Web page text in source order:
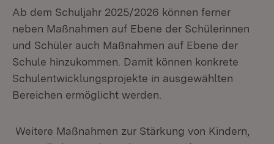
Ab dem Schuljahr 2025/2026 können ferner
neben Maßnahmen auf Ebene der Schülerinnen
und Schüler auch Maßnahmen auf Ebene der
Schule hinzukommen. Damit können konkrete
Schulentwicklungsprojekte in ausgewählten
Bereichen ermöglicht werden.
Weitere Maßnahmen zur Stärkung von Kindern,